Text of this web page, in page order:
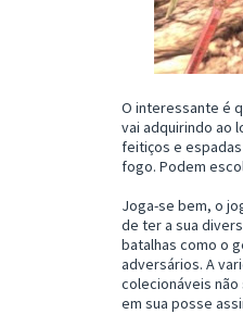
O interessante é
vai adquirindo ao
feitiços e
fogo. Podem
Joga-se bem, o
de ter a sua
batalhas como o
adversários. A
colecionáveis
em sua posse